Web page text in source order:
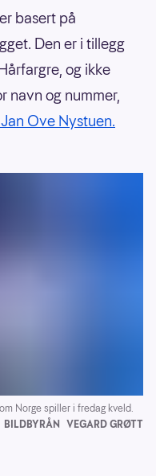
basert på
Den er i tillegg
og ikke
navn og nummer,
Ove Nystuen.
Norge spiller i fredag kveld.
BILDBYRÅN VEGARD GRØTT